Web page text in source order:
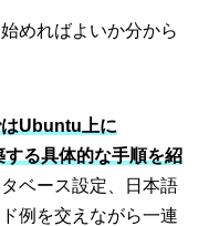
めればよいか分から
Ubuntu上に
する具体的な手順を紹
ベース設定、日本語
例を交えながら一連